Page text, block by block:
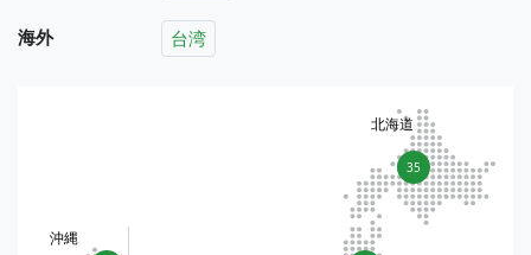
海外 台湾
35
北海道
沖縄